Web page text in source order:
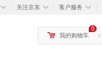
◇ ◇
关注京东 ◇
客户服务
>
0
我的购物车